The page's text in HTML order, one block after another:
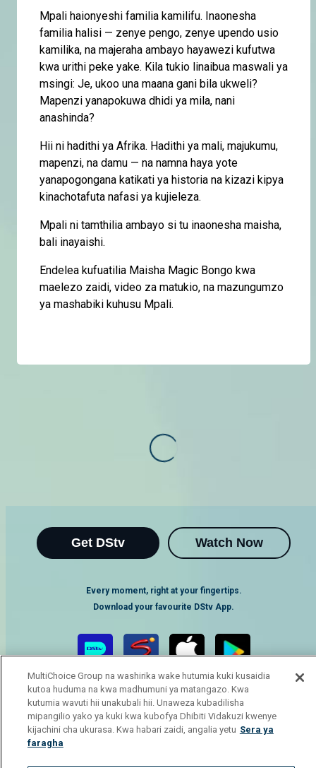
Mpali haionyeshi familia kamilifu. Inaonesha
familia halisi — zenye pengo, zenye upendo usio
kamilika, na majeraha ambayo hayawezi kufutwa
kwa urithi peke yake. Kila tukio linaibua maswali ya
msingi: Je, ukoo una maana gani bila ukweli?
Mapenzi yanapokuwa dhidi ya mila, nani
anashinda?
Hii ni hadithi ya Afrika. Hadithi ya mali, majukumu,
mapenzi, na damu — na namna haya yote
yanapogongana katikati ya historia na kizazi kipya
kinachotafuta nafasi ya kujieleza.
Mpali ni tamthilia ambayo si tu inaonesha maisha,
bali inayaishi.
Endelea kufuatilia Maisha Magic Bongo kwa
maelezo zaidi, video za matukio, na mazungumzo
ya mashabiki kuhusu Mpali.
Get DStv Watch Now
Every moment, right at your fingertips.
Download your favourite DStv App.
MultiChoice Group na washirika wake hutumia kuki kusaidia
kutoa huduma na kwa madhumuni ya matangazo. Kwa
kutumia wavuti hii unakubali hii. Unaweza kubadilisha
mipangilio yako ya kuki kwa kubofya Dhibiti Vidakuzi kwenye
kijachini cha ukurasa. Kwa habari zaidi, angalia yetu Sera ya
faragha